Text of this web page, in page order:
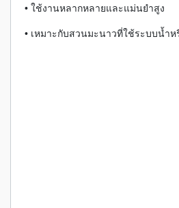
• ใช้งานหลากหลายและแม่นยำสูง
• เหมาะกับสวนมะนาวที่ใช้ระบบน้ำห